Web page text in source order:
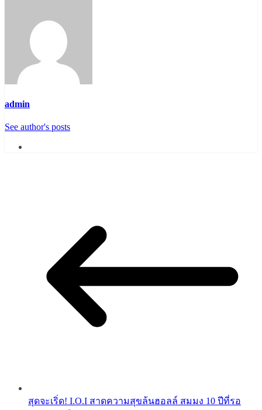
admin
See author's posts
สุดจะเริ่ด! I.O.I สาดความสุขล้นฮอลล์ สมมง 10 ปีที่รอ